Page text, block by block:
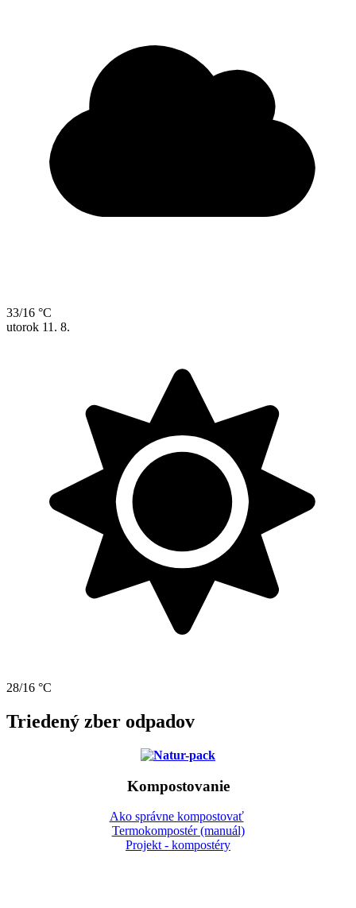
33/16 °C
utorok 11. 8.
28/16 °C
Triedený zber odpadov
Kompostovanie
Ako správne kompostovať
Termokompostér (manuál)
Projekt - kompostéry